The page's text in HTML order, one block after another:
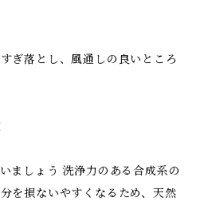
ぎ落とし、風通しの良いところ
ましょう 洗浄力のある合成系の
を損ないやすくなるため、天然